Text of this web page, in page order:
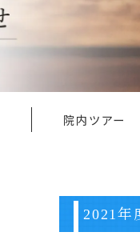
院内ツアー
2021